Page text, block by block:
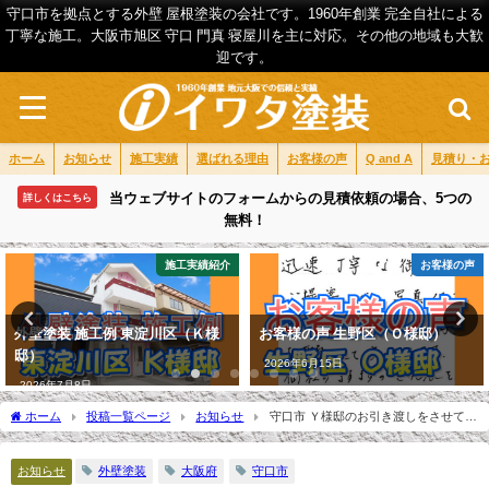
守口市を拠点とする外壁 屋根塗装の会社です。1960年創業 完全自社による
丁寧な施工。大阪市旭区 守口 門真 寝屋川を主に対応。その他の地域も大歓
迎です。
ホーム お知らせ 施工実績 選ばれる理由 お客様の声 Q and A 見積り・
詳しくはこちら
当ウェブサイトのフォームからの見積依頼の場合、5つの
無料！
施工実績紹介
外壁塗装 施工例 東淀川区（Ｋ様
邸）
2026年7月8日
お客様の声
お客様の声 生野区（Ｏ様邸）
2026年6月15日
ホーム 投稿一覧ページ お知らせ
守口市 Ｙ様邸のお引き渡しをさせて頂
きました。
お知らせ 外壁塗装 大阪府 守口市